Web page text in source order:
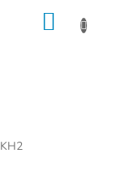
KH2